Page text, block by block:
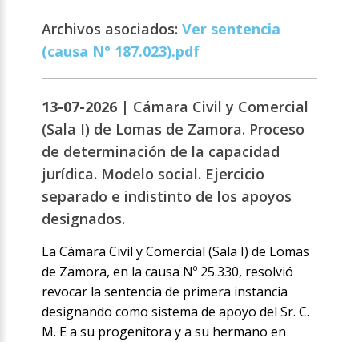
Archivos asociados:Ver sentencia
(causa N° 187.023).pdf
13-07-2026 | Cámara Civil y Comercial
(Sala I) de Lomas de Zamora. Proceso
de determinación de la capacidad
jurídica. Modelo social. Ejercicio
separado e indistinto de los apoyos
designados.
La Cámara Civil y Comercial (Sala I) de Lomas
de Zamora, en la causa Nº 25.330, resolvió
revocar la sentencia de primera instancia
designando como sistema de apoyo del Sr. C.
M. E a su progenitora y a su hermano en